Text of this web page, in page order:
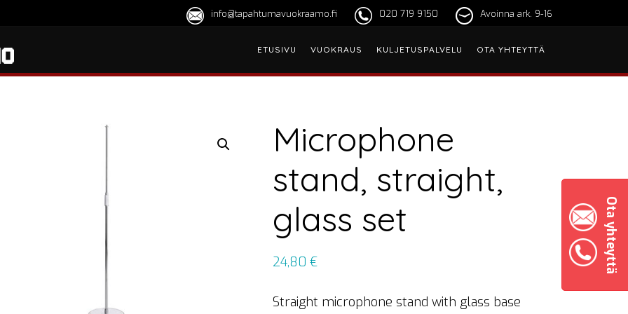
Ota yhteyttä
Avoinna ark. 9-16
020 719 9150
info@tapahtumavuokraamo.fi
ETUSIVU VUOKRAUS KULJETUSPALVELU OTA YHTEYTTÄ
Microphone
stand, straight,
glass set
24,80 €
Straight microphone stand with glass base